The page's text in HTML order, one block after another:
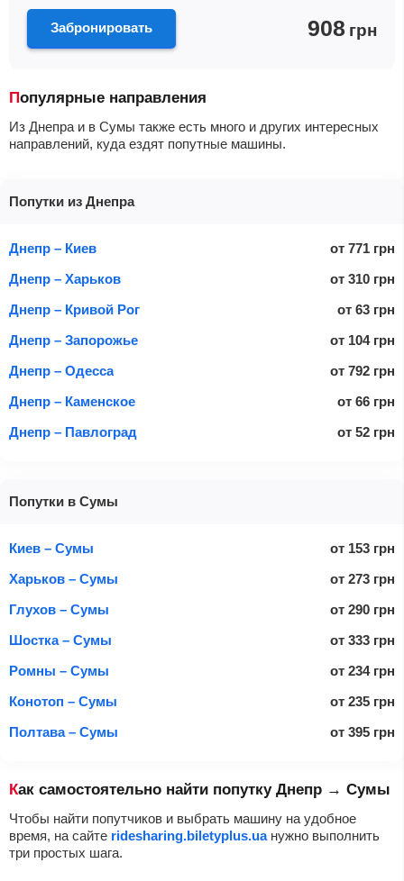
Забронировать 908 грн
Популярные направления
Из Днепра и в Сумы также есть много и других интересных
направлений, куда ездят попутные машины.
Попутки из Днепра
Днепр – Киев от 771 грн
Днепр – Харьков
от 310 грн
Днепр – Кривой Рог
от 63 грн
Днепр – Запорожье
от 104 грн
Днепр – Одесса
от 792 грн
Днепр – Каменское
от 66 грн
Днепр – Павлоград
от 52 грн
Попутки в Сумы
Киев – Сумы от 153 грн
Харьков – Сумы
от 273 грн
Глухов – Сумы
от 290 грн
Шостка – Сумы
от 333 грн
Ромны – Сумы
от 234 грн
Конотоп – Сумы
от 235 грн
Полтава – Сумы
от 395 грн
Как самостоятельно найти попутку Днепр → Сумы
Чтобы найти попутчиков и выбрать машину на удобное
время, на сайте ridesharing.biletyplus.uaнужно выполнить
три простых шага.